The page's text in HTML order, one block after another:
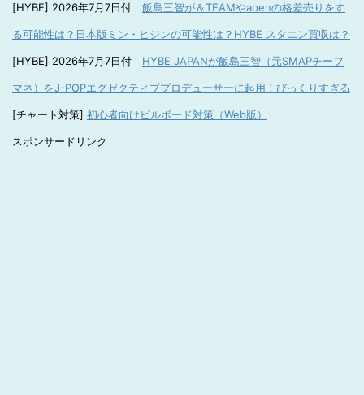
[HYBE] 2026年7月7日付 飯島三智が＆TEAMやaoenの格差売りをす
る可能性は？日本版ミン・ヒジンの可能性は？HYBE スタエン買収は？
[HYBE] 2026年7月7日付 HYBE JAPANが飯島三智（元SMAPチーフ
マネ）をJ-POPエグゼクティブプロデューサーに起用！びっくりすぎる
[チャート対策] 初心者向けビルボード対策（Web版）
スポンサードリンク